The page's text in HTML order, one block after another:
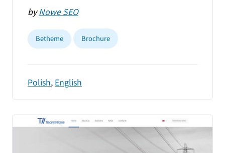
byNowe SEO
Betheme Brochure
Polish, English